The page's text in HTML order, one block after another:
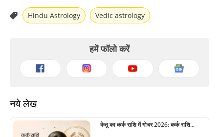
Hindu Astrology Vedic astrology
हमें फॉलो करें
नये लेख
केतु का कर्क राशि में गोचर 2026: कर्क राशि...